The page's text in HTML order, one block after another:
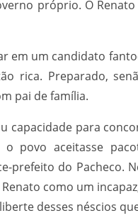
próprio. O
em um candidato
rica. Preparado,
pai de família.
capacidade para
povo aceitasse
prefeito do Pacheco.
como um
desses néscios